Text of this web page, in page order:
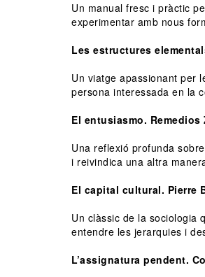
Un manual fresc i pràctic
experimentar amb nous
Les estructures
Un viatge apassionant per
persona interessada en la
El entusiasmo. Remedios
Una reflexió profunda
i reivindica una altra
El capital cultural. Pierre
Un clàssic de la sociologia
entendre les jerarquies i
L’assignatura pendent.